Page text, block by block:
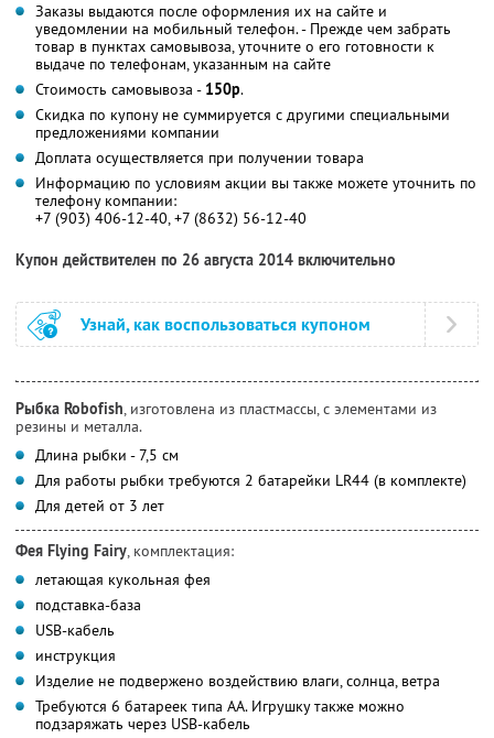
Заказы выдаются после оформления их на сайте и
уведомлении на мобильный телефон. - Прежде чем забрать
товар в пунктах самовывоза, уточните о его готовности к
выдаче по телефонам, указанным на сайте
Стоимость самовывоза - 150р.
Скидка по купону не суммируется с другими специальными
предложениями компании
Доплата осуществляется при получении товара
Информацию по условиям акции вы также можете уточнить по
телефону компании:
+7 (903) 406-12-40, +7 (8632) 56-12-40
Купон действителен по 26 августа 2014 включительно
Узнай, как воспользоваться купоном
Рыбка Robofish, изготовлена из пластмассы, с элементами из
резины и металла.
Длина рыбки - 7,5 см
Для работы рыбки требуются 2 батарейки LR44 (в комплекте)
Для детей от 3 лет
Фея Flying Fairy, комплектация:
летающая кукольная фея
подставка-база
USB-кабель
инструкция
Изделие не подвержено воздействию влаги, солнца, ветра
Требуются 6 батареек типа AA. Игрушку также можно
подзаряжать через USB-кабель